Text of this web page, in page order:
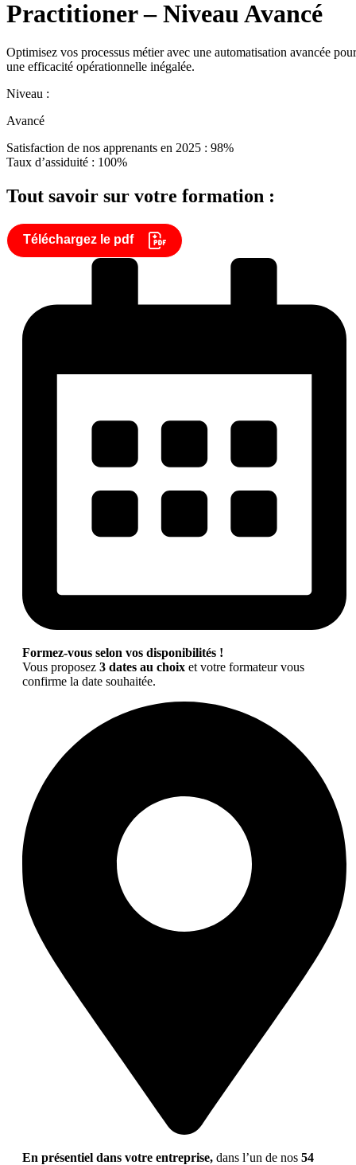
Practitioner – Niveau Avancé
Optimisez vos processus métier avec une automatisation avancée pour
une efficacité opérationnelle inégalée.
Niveau :
Avancé
Satisfaction de nos apprenants en 2025 : 98%
Taux d’assiduité : 100%
Tout savoir sur votre formation :
Téléchargez le pdf
Formez-vous selon vos disponibilités !
Vous proposez 3 dates au choix et votre formateur vous
confirme la date souhaitée.
En présentiel dans votre entreprise, dans l’un de nos 54